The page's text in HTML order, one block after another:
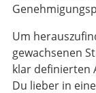
Um
gewachsenen
klar definierten
Du lieber in